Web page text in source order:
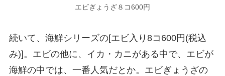
エビぎょうざ８コ600円
続いて、海鮮シリーズの[エビ入り8コ600円(税込
み)]。エビの他に、イカ・カニがある中で、エビが
海鮮の中では、一番人気だとか。エビぎょうざの